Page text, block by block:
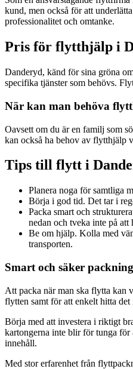
kund, men också för att
professionalitet och omtanke.
Pris för flytthjälp i
Danderyd, känd för sina gröna
specifika tjänster som behövs.
När kan man behöva
Oavsett om du är en familj som
kan också ha behov av flytthjälp
Tips till flytt i
Planera noga för samtliga
Börja i god tid. Det tar i
Packa smart och
nedan och tveka inte på
Be om hjälp. Kolla med
transporten.
Smart och säker
Att packa när man ska flytta kan
flytten samt för att enkelt hitta det
Börja med att investera i riktigt
kartongerna inte blir för tunga för
innehåll.
Med stor erfarenhet från